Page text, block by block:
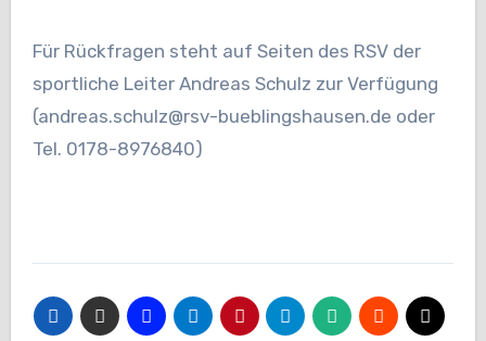
Für Rückfragen steht auf Seiten des RSV der
sportliche Leiter Andreas Schulz zur Verfügung
(andreas.schulz@rsv-bueblingshausen.de oder
Tel. 0178-8976840)